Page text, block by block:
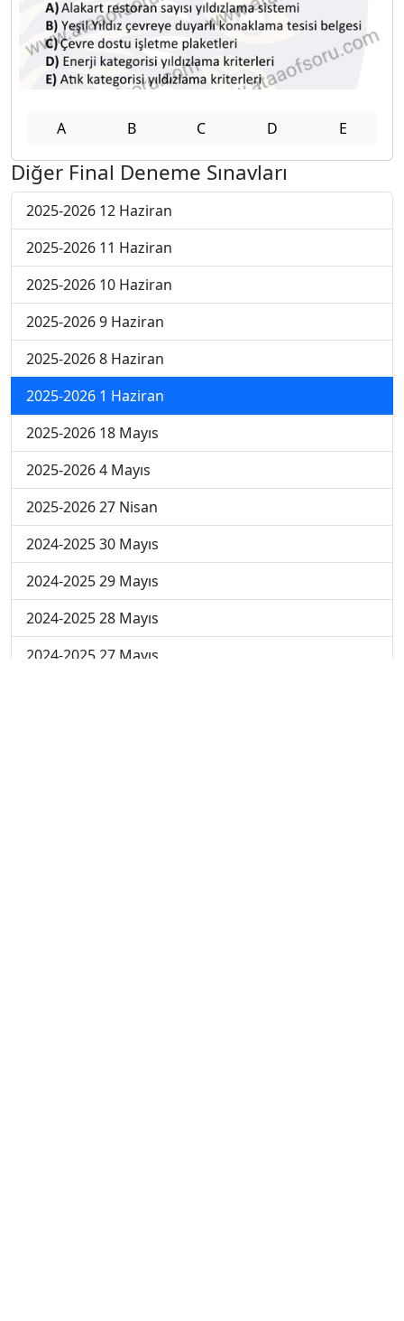
A B C D E
Diğer Final Deneme Sınavları
2025-2026 12 Haziran
2025-2026 11 Haziran
2025-2026 10 Haziran
2025-2026 9 Haziran
2025-2026 8 Haziran
2025-2026 1 Haziran
2025-2026 18 Mayıs
2025-2026 4 Mayıs
2025-2026 27 Nisan
2024-2025 30 Mayıs
2024-2025 29 Mayıs
2024-2025 28 Mayıs
2024-2025 27 Mayıs